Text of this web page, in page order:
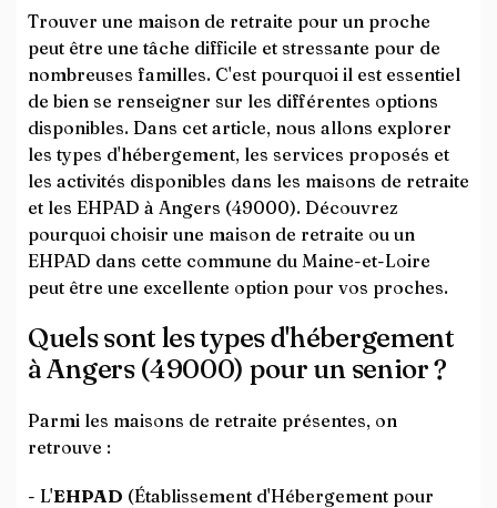
Trouver une maison de retraite pour un proche
peut être une tâche difficile et stressante pour de
nombreuses familles. C'est pourquoi il est essentiel
de bien se renseigner sur les différentes options
disponibles. Dans cet article, nous allons explorer
les types d'hébergement, les services proposés et
les activités disponibles dans les maisons de retraite
et les EHPAD à Angers (49000). Découvrez
pourquoi choisir une maison de retraite ou un
EHPAD dans cette commune du Maine-et-Loire
peut être une excellente option pour vos proches.
Quels sont les types d'hébergement
à Angers (49000) pour un senior ?
Parmi les maisons de retraite présentes, on
retrouve :
- L'EHPAD (Établissement d'Hébergement pour